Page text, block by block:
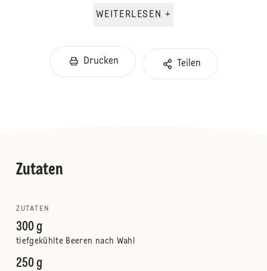
WEITERLESEN +
Drucken Teilen
Zutaten
ZUTATEN
300 g
tiefgekühlte Beeren nach Wahl
250 g